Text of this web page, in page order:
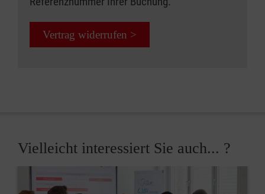
Vertrag widerrufen >
Vielleicht interessiert Sie auch... ?